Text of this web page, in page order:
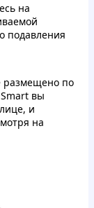
на
подавления
размещено по
вы
и
на